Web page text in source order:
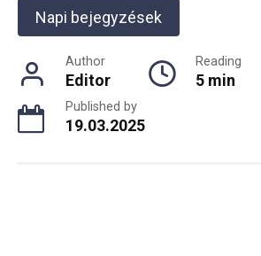
Napi bejegyzések
Author
Editor
Reading
5 min
Published by
19.03.2025